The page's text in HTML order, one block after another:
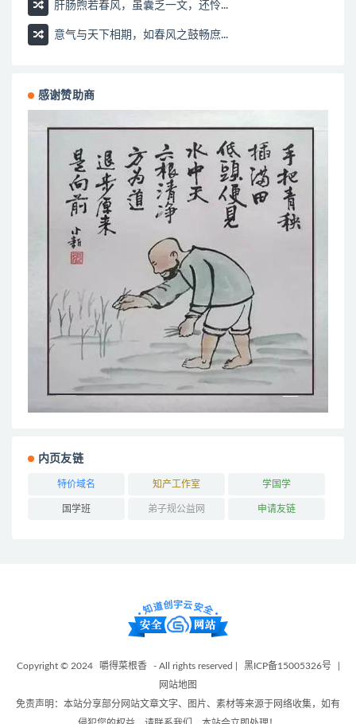
肝肠煦若春风，虽囊乏一文，还怜...
意气与天下相期，如春风之鼓畅庶...
感谢赞助商
内页友链
特价域名 知产工作室 学国学
国学班 弟子规公益网 申请友链
Copyright © 2024 嚼得菜根香 - All rights reserved | 黑ICP备15005326号
网站地图
免责声明：本站分享部分网站文章文字、图片、素材等来源于网络收集，如有